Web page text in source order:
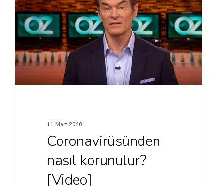
11 Mart 2020
Coronavirüsünden
nasıl korunulur?
[Video]